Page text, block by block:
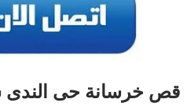
قص خرسانة حى الندى